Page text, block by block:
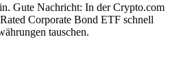
Gute Nachricht: In der Crypto.com
Corporate Bond ETF schnell
tauschen.